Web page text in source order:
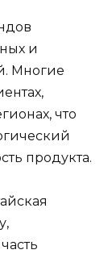
и
Многие
что
продукта.